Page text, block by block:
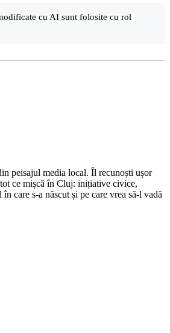
cu AI sunt folosite cu rol
peisajul media local. Îl recunoști ușor
ce mișcă în Cluj: inițiative civice,
care s-a născut și pe care vrea să-l vadă